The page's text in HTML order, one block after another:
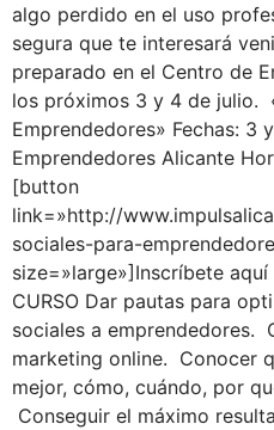
algo perdido en el uso
segura que te interesará
preparado en el Centro de
los próximos 3 y 4 de julio.
Emprendedores» Fechas: 3
Emprendedores Alicante
[button
link=»http://
sociales-para-
size=»large»]Inscríbete
CURSO Dar pautas para
sociales a emprendedores.
marketing online. Conocer
mejor, cómo, cuándo, por
Conseguir el máximo